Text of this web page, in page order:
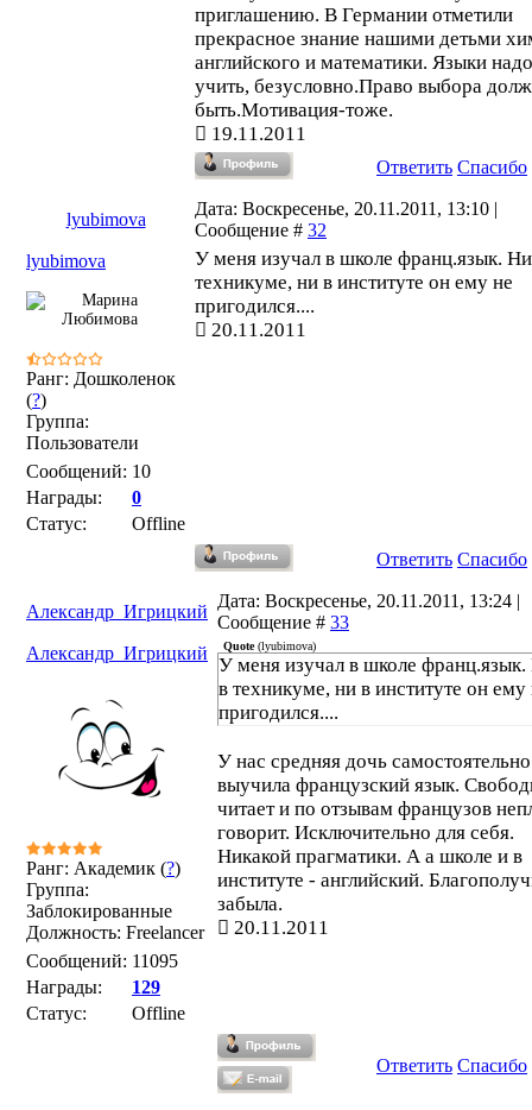
приглашению. В Германии отметили
прекрасное знание нашими детьми
английского и математики. Языки надо
учить, безусловно.Право выбора
быть.Мотивация-тоже.
19.11.2011
Ответить Спасибо
lyubimova
Дата: Воскресенье, 20.11.2011, 13:10 |
Сообщение # 32
lyubimova
Ранг: Дошколенок
(?)
Группа:
Пользователи
Сообщений: 10
Награды:
0
Статус:
Offline
У меня изучал в школе франц.язык.
техникуме, ни в институте он ему не
пригодился....
20.11.2011
Ответить Спасибо
Александр_Игрицкий
Дата: Воскресенье, 20.11.2011, 13:24 |
Сообщение # 33
Александр_Игрицкий
Ранг: Академик (?)
Группа:
Заблокированные
Должность: Freelancer
Сообщений: 11095
Награды:
129
Статус:
Offline
Quote(lyubimova)
У меня изучал в школе
в техникуме, ни в институте он ему
пригодился....
У нас средняя дочь самостоятельно
выучила французский язык.
читает и по отзывам французов
говорит. Исключительно для себя.
Никакой прагматики. А а школе и в
институте - английский.
забыла.
20.11.2011
Ответить Спасибо